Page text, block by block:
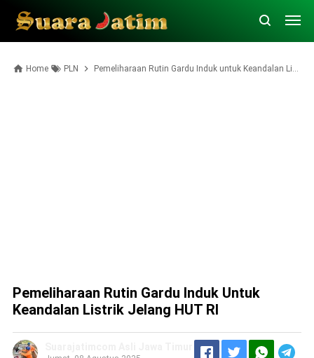
Home PLN Pemeliharaan Rutin Gardu Induk untuk Keandalan Listrik Jelang HUT RI
Pemeliharaan Rutin Gardu Induk Untuk
Keandalan Listrik Jelang HUT RI